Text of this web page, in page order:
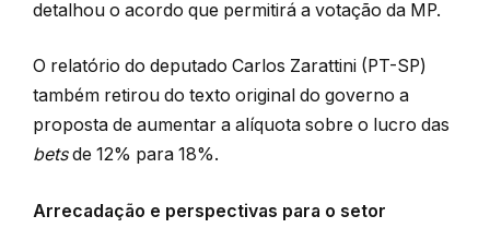
detalhou o acordo que permitirá a votação da MP.
O relatório do deputado Carlos Zarattini (PT-SP)
também retirou do texto original do governo a
proposta de aumentar a alíquota sobre o lucro das
betsde 12% para 18%.
Arrecadação e perspectivas para o setor